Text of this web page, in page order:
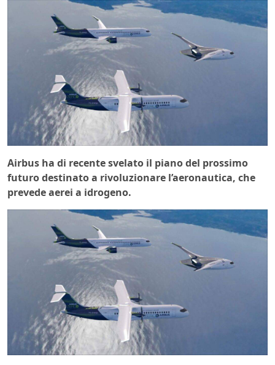
Airbus ha di recente svelato il piano del prossimo
futuro destinato a rivoluzionare l’aeronautica, che
prevede aerei a idrogeno.